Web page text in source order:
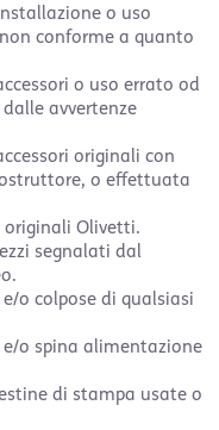
o uso
conforme a quanto
o uso errato od
avvertenze
originali con
o effettuata
originali Olivetti.
segnalati dal
o colpose di qualsiasi
o spina alimentazione
di stampa usate o